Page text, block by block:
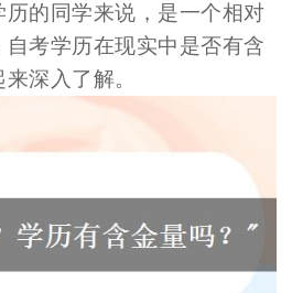
的同学来说，是一个相对
考学历在现实中是否有含
深入了解。